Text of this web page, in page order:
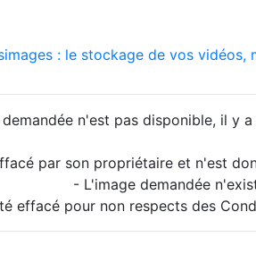
: le stockage de vos vidéos,
n'est pas disponible, il y
par son propriétaire et n'est
- L'image demandée
effacé pour non respects des